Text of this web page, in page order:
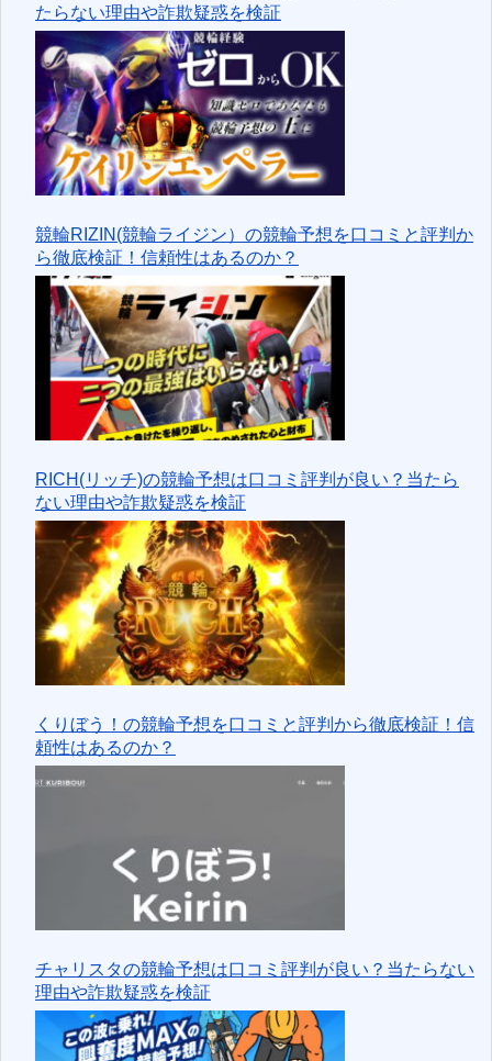
たらない理由や詐欺疑惑を検証
競輪RIZIN(競輪ライジン）の競輪予想を口コミと評判か
ら徹底検証！信頼性はあるのか？
RICH(リッチ)の競輪予想は口コミ評判が良い？当たら
ない理由や詐欺疑惑を検証
くりぼう！の競輪予想を口コミと評判から徹底検証！信
頼性はあるのか？
チャリスタの競輪予想は口コミ評判が良い？当たらない
理由や詐欺疑惑を検証